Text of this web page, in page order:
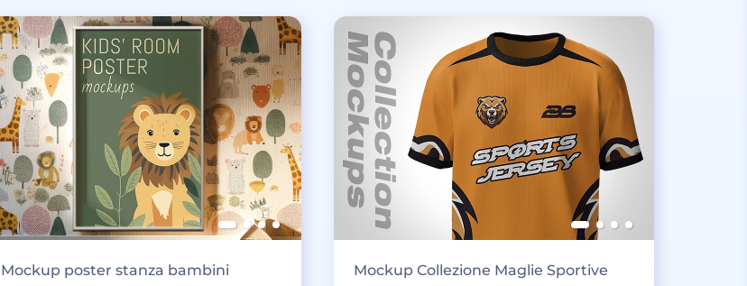
Mockup poster stanza bambini Mockup Collezione Maglie Sportive